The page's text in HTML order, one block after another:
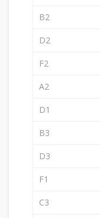
B2
D2
F2
A2
D1
B3
D3
F1
C3